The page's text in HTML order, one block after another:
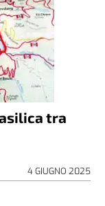
tra
4 GIUGNO 2025